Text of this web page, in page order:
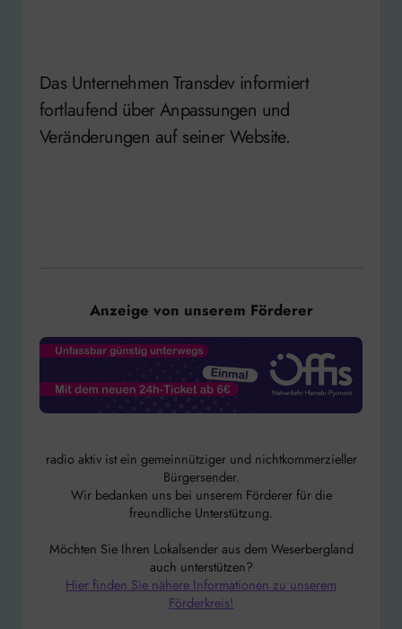
Das Unternehmen Transdev informiert
fortlaufend über Anpassungen und
Veränderungen auf seiner Website.
Anzeige von unserem Förderer
radio aktiv ist ein gemeinnütziger und nichtkommerzieller
Bürgersender.
Wir bedanken uns bei unserem Förderer für die
freundliche Unterstützung.
Möchten Sie Ihren Lokalsender aus dem Weserbergland
auch unterstützen?
Hier finden Sie nähere Informationen zu unserem
Förderkreis!